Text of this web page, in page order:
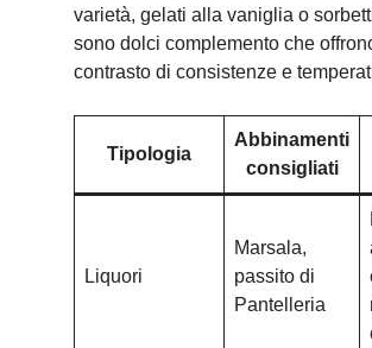
varietà, gelati alla vaniglia o
sono dolci complemento che
contrasto di consistenze e
Tipologia
Abbinamenti
consigliati
Liquori
Marsala,
passito di
Pantelleria